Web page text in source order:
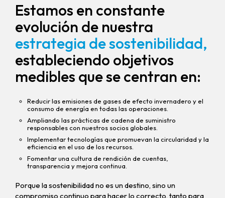
Estamos en constante
evolución de nuestra
estrategia de sostenibilidad,
estableciendo objetivos
medibles que se centran en:
Reducir las emisiones de gases de efecto invernadero y el
consumo de energía en todas las operaciones.
Ampliando las prácticas de cadena de suministro
responsables con nuestros socios globales.
Implementar tecnologías que promuevan la circularidad y la
eficiencia en el uso de los recursos.
Fomentar una cultura de rendición de cuentas,
transparencia y mejora continua.
Porque la sostenibilidad no es un destino, sino un
compromiso continuo para hacer lo correcto, tanto para